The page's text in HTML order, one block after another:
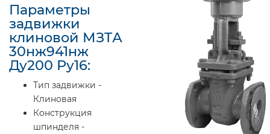
Параметры
задвижки
клиновой МЗТА
30нж941нж
Ду200 Ру16:
Тип задвижки -
Клиновая
Конструкция
шпинделя -